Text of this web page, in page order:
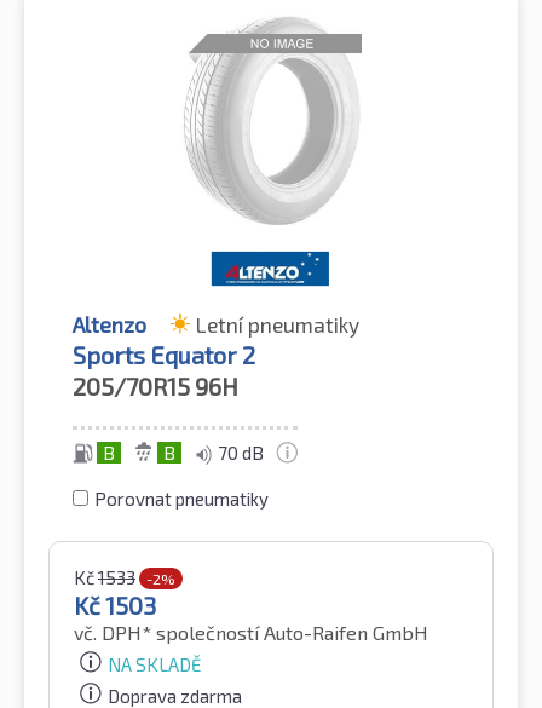
Altenzo Letní pneumatiky
Sports Equator 2
205/70R15 96H
B B 70 dB
Porovnat pneumatiky
Kč1533 -2%
Kč1503
vč. DPH* společností Auto-Raifen GmbH
NA SKLADĚ
Doprava zdarma